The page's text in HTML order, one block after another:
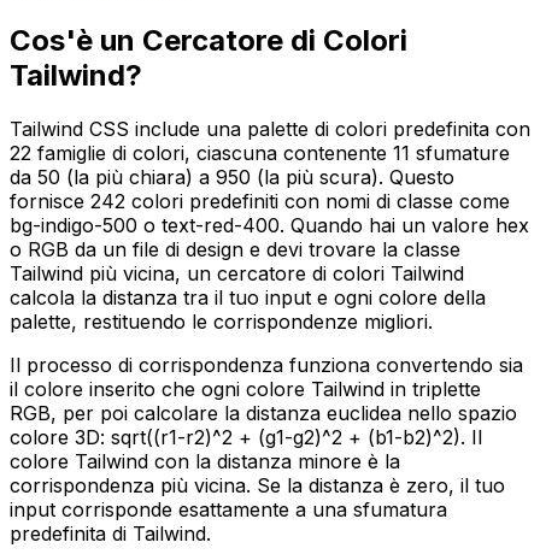
Cos'è un Cercatore di Colori
Tailwind?
Tailwind CSS include una palette di colori predefinita con
22 famiglie di colori, ciascuna contenente 11 sfumature
da 50 (la più chiara) a 950 (la più scura). Questo
fornisce 242 colori predefiniti con nomi di classe come
bg-indigo-500 o text-red-400. Quando hai un valore hex
o RGB da un file di design e devi trovare la classe
Tailwind più vicina, un cercatore di colori Tailwind
calcola la distanza tra il tuo input e ogni colore della
palette, restituendo le corrispondenze migliori.
Il processo di corrispondenza funziona convertendo sia
il colore inserito che ogni colore Tailwind in triplette
RGB, per poi calcolare la distanza euclidea nello spazio
colore 3D: sqrt((r1-r2)^2 + (g1-g2)^2 + (b1-b2)^2). Il
colore Tailwind con la distanza minore è la
corrispondenza più vicina. Se la distanza è zero, il tuo
input corrisponde esattamente a una sfumatura
predefinita di Tailwind.